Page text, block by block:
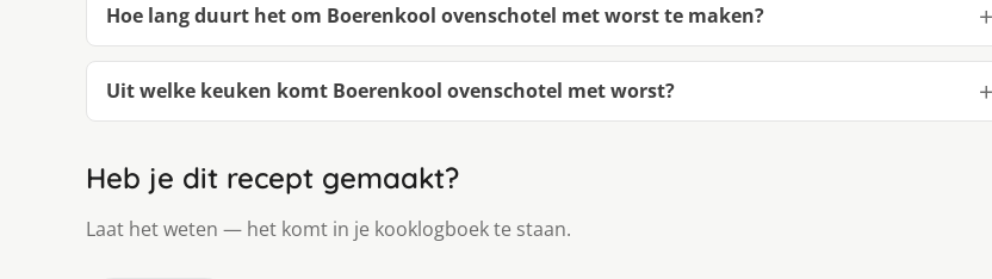
Hoe lang duurt het om Boerenkool ovenschotel met worst te maken?
Uit welke keuken komt Boerenkool ovenschotel met worst?
Heb je dit recept gemaakt?
Laat het weten — het komt in je kooklogboek te staan.